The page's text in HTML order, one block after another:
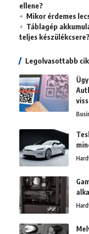
ellene?
Mikor érdemes
Táblagép
teljes készülékcsere?
Legolvasottabb